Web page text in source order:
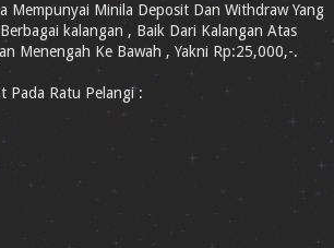
Mempunyai Minila Deposit Dan Withdraw Yang
kalangan , Baik Dari Kalangan Atas
Menengah Ke Bawah , Yakni Rp:25,000,-.
Pada Ratu Pelangi :